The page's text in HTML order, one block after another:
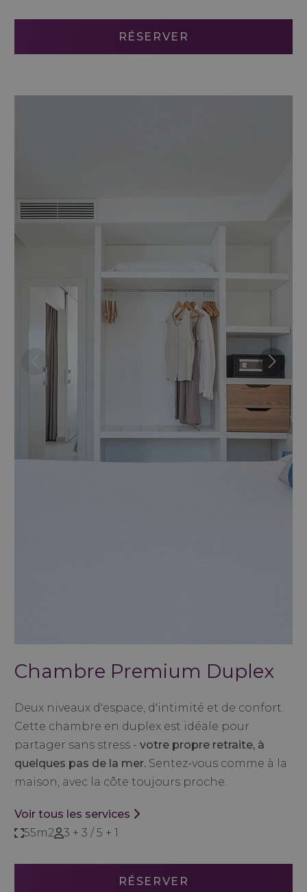
RÉSERVER
Chambre Premium Duplex
Deux niveaux d'espace, d'intimité et de confort.
Cette chambre en duplex est idéale pour
partager sans stress - votre propre retraite, à
quelques pas de la mer. Sentez-vous comme à la
maison, avec la côte toujours proche.
Voir tous les services
55m2
3 + 3 / 5 + 1
RÉSERVER